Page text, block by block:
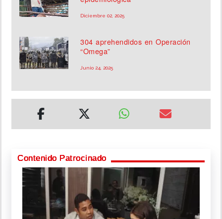
Diciembre 02, 2025
304 aprehendidos en Operación
“Omega”
Junio 24, 2025
Contenido Patrocinado